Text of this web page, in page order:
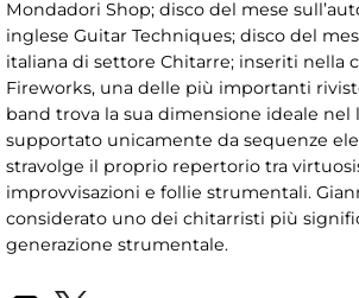
Mondadori Shop; disco del mese
inglese Guitar Techniques; disco del
italiana di settore Chitarre; inseriti nella
Fireworks, una delle più importanti
band trova la sua dimensione ideale nel
supportato unicamente da sequenze
stravolge il proprio repertorio tra
improvvisazioni e follie strumentali.
considerato uno dei chitarristi più
generazione strumentale.